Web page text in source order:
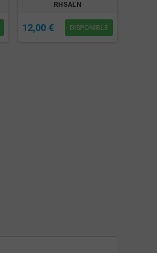
RHSALN
12,00 € DISPONIBLE